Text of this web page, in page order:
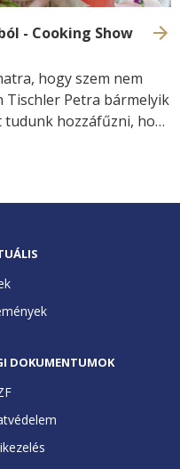
- Cooking Show
hogy szem nem
Tischler Petra bármelyik
hozzáfűzni, hogy
DOKUMENTUMOK